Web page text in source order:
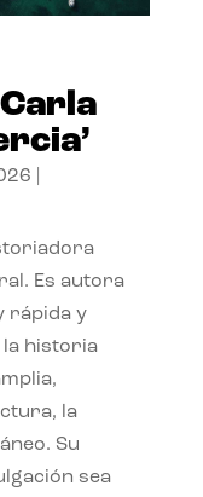
Es autora
rápida y
la historia
la
Su
sea